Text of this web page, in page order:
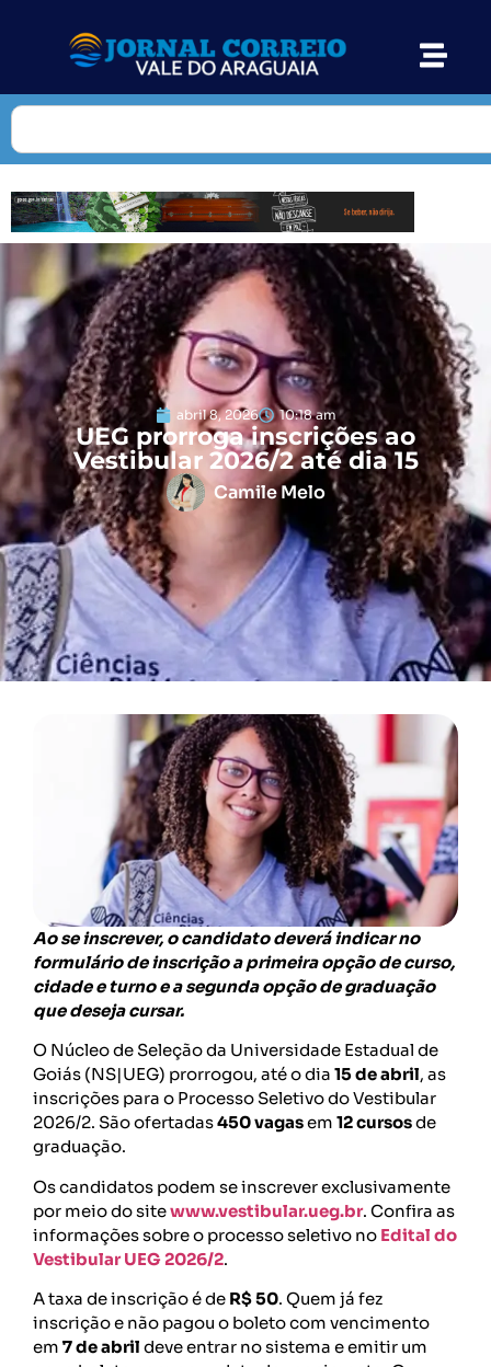
abril 8, 2026 10:18 am
UEG prorroga inscrições ao
Vestibular 2026/2 até dia 15
Camile Melo
Ao se inscrever, o candidato deverá indicar no
formulário de inscrição a primeira opção de curso,
cidade e turno e a segunda opção de graduação
que deseja cursar.
O Núcleo de Seleção da Universidade Estadual de
Goiás (NS|UEG) prorrogou, até o dia 15 de abril, as
inscrições para o Processo Seletivo do Vestibular
2026/2. São ofertadas450 vagasem 12 cursosde
graduação.
Os candidatos podem se inscrever exclusivamente
por meio do sitewww.vestibular.ueg.br. Confira as
informações sobre o processo seletivo no Edital do
Vestibular UEG 2026/2.
A taxa de inscrição é de R$ 50. Quem já fez
inscrição e não pagou o boleto com vencimento
em 7 de abril deve entrar no sistema e emitir um